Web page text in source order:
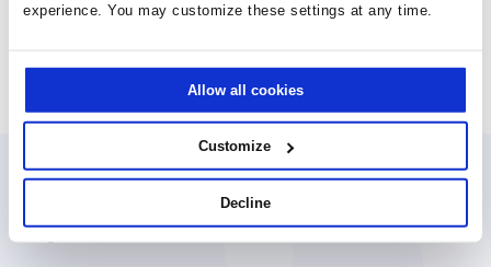
experience. You may customize these settings at any time.
Allow all cookies
Customize
Decline
Pourquoi choisir Prodware
?